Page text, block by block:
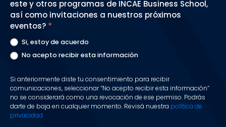
este y otros programas de INCAE Business School,
así como invitaciones a nuestros próximos
eventos? *
Si, estoy de acuerdo
No acepto recibir esta información
Si anteriormente diste tu consentimiento para recibir
comunicaciones, seleccionar “No acepto recibir esta información”
no se considerará como una revocación de ese permiso. Podrás
darte de baja en cualquier momento. Revisá nuestra política de
privacidad